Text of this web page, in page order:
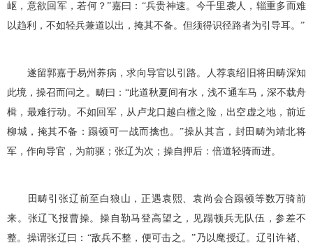
岖，意欲回军，若何？”嘉曰：“兵贵神速。今千里袭人，辎重多而难
以趋利，不如轻兵兼道以出，掩其不备。但须得识径路者为引导耳。”
遂留郭嘉于易州养病，求向导官以引路。人荐袁绍旧将田畴深知
此境，操召而问之。畴曰：“此道秋夏间有水，浅不通车马，深不载舟
楫，最难行动。不如回军，从卢龙口越白檀之险，出空虚之地，前近
柳城，掩其不备：蹋顿可一战而擒也。”操从其言，封田畴为靖北将
军，作向导官，为前驱；张辽为次；操自押后：倍道轻骑而进。
田畴引张辽前至白狼山，正遇袁熙、袁尚会合蹋顿等数万骑前
来。张辽飞报曹操。操自勒马登高望之，见蹋顿兵无队伍，参差不
整。操谓张辽曰：“敌兵不整，便可击之。”乃以麾授辽。辽引许褚、